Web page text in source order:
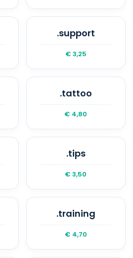
.support
€ 3,25
.tattoo
€ 4,80
.tips
€ 3,50
.training
€ 4,70